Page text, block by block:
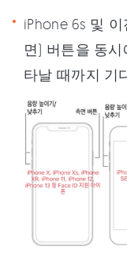
iPhone 6s 및
면) 버튼을 동
타날 때까지 기